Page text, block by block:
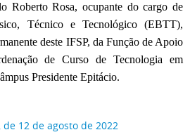
Roberto Rosa, ocupante do cargo de
Técnico e Tecnológico (EBTT),
deste IFSP, da Função de Apoio
de Curso de Tecnologia em
Presidente Epitácio.
de 12 de agosto de 2022